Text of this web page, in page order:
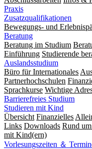
Praxis
Zusatzqualifikationen
Bewegungs- und
Beratung
Beratung im Studium
Einführung Studierende
Auslandsstudium
Büro für Internationales
Partnerhochschulen
Sprachkurse Wichtige
Barrierefreies Studium
Studieren mit Kind
Übersicht Finanzielles
Links Downloads Rund
mit Kind(ern)
Vorlesungszeiten ＆